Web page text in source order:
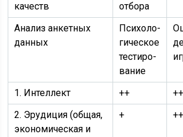
качеств
отбора
Анализ анкетных
данных
Психоло­
гическое
тестиро­
вание
1. Интеллект
++ ++
2. Эрудиция (общая,
экономическая и
+ ++